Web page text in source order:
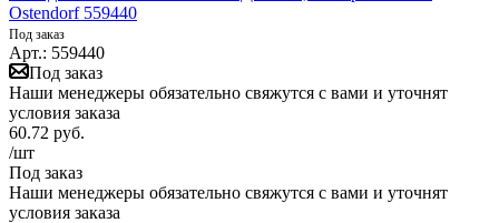
Ostendorf 559440
Под заказ
Арт.: 559440
Под заказ
Наши менеджеры обязательно свяжутся с вами и уточнят
условия заказа
60.72 руб.
/шт
Под заказ
Наши менеджеры обязательно свяжутся с вами и уточнят
условия заказа